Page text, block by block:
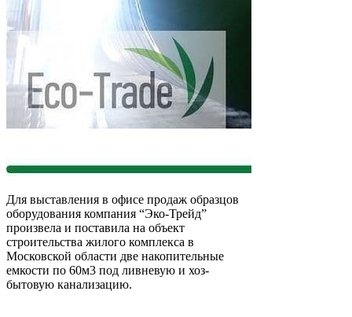
Для выставления в офисе продаж образцов
оборудования компания “Эко-Трейд”
произвела и поставила на объект
строительства жилого комплекса в
Московской области две накопительные
емкости по 60м3 под ливневую и хоз-
бытовую канализацию.